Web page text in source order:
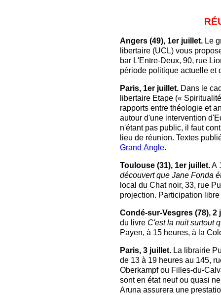
Angers (49), 1er juillet.Le
libertaire (UCL) vous
bar L'Entre-Deux, 90, rue
période politique actuelle et
Paris, 1er juillet.Dans le
libertaire Etape («
rapports entre théologie et
autour d'une intervention
n'étant pas public, il faut
lieu de réunion. Textes
Grand Angle.
Toulouse (31), 1er juillet.A
découvert que Jane Fonda
local du Chat noir, 33, rue
projection. Participation
Condé-sur-Vesgres (78), 2
du livre C'est la nuit surtout
Payen, à 15 heures, à la
Paris, 3 juillet.La librairie
de 13 à 19 heures au 145,
Oberkampf ou Filles-du-
sont en état neuf ou quasi
Aruna assurera une